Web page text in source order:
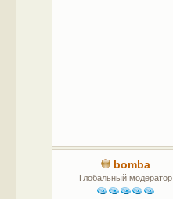
bomba
Глобальный модератор